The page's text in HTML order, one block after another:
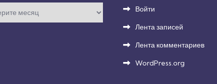
Войти
Лента записей
Лента комментариев
WordPress.org